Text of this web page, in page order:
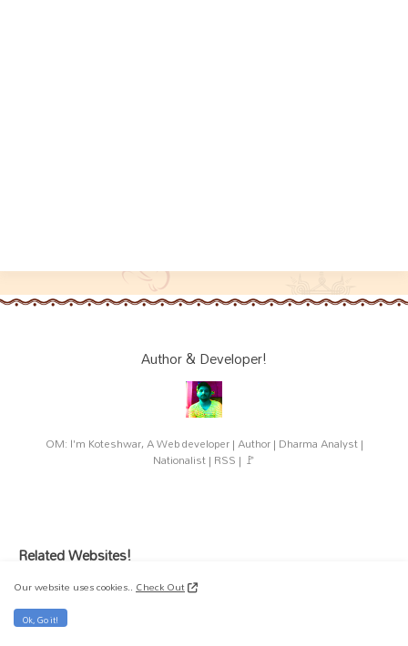
Author & Developer!
OM: I'm Koteshwar, A Web developer | Author | Dharma Analyst |
Nationalist | RSS | 🚩
Related Websites!
RSS
Rashtriya Sewa Bharati
Our website uses cookies..Check Out
Ok, Go it!